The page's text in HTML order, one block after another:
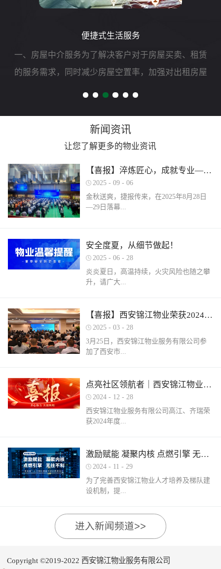
便捷式生活服务
一、房屋中介服务为了解决客户对于房屋买卖、租赁
的服务需求，同时减少房屋空置率，加强对出租房屋
自助洗车服务随着...
新闻资讯
让您了解更多的物业资讯
【喜报】淬炼匠心，成就专业——西安锦江物业在“锦天物业杯”技能竞赛中斩获佳绩
2025 - 09 - 06
金秋送爽，捷报传来，在2025年8月28日
—29日落幕...
业职业技能竞赛中， 西安锦江物业服务有
限公司的选手们表现卓越，凭借扎实的理
论知识、精湛的操作技能和临危不乱的现
场发挥，在物业管理师、电工、消防设施
市住房和城乡建设局指导、市物业管理行
业协会主办，是全市物业管理行业一年一
度规格最高、水平最强、影响最广的职业
技能盛会。本次竞赛，共有来自全市60余
家物业企业的1300余名物业从业人员参
梦长安 精技赋能未来”，全面夯实行业人
才基础。参赛环节西安锦江物业作为西安
织并参与协会各项赛事，均取得傲人的成
绩。今年为了锻炼队伍，搭建更广阔的成
下的重要知识点串讲和一轮轮的复习备
考，比赛中，选手们沉着冷静，基本发挥
出了各自领域应有的实力。最终，三个工
种共计取得了二等奖1名，三等奖3名，优
的问题及知识盲区，公司人力行政部及品
质部快速反应，第一时间组织各工种开展
内部专项培训，进行系统化的梳理和总
经验和答题技巧进行转化分享，对标竞赛
安全度夏，从细节做起！
2025 - 06 - 28
炎炎夏日，高温持续，火灾风险也随之攀
升，请广大...
业主做好夏季安全防范工作。风险在于防
范，平安才是幸福！西安锦江物业提醒
夏季高温，引发火灾事故占比较高，空
调、冰箱、电风扇等大功率电器的使用频
中要通风、散热，防止温度过高引发火
灾。空调、电风扇等电器设备不宜长时间
使用，离人时应及时关闭电源。电动车应
在室外专用充电桩充电，不得在室内、走
充电，切勿长时间充电，勿飞线充电。汽
车内严禁放置打火机、罐装喷剂、香水、
移动电源等易燃易爆物品，定期检测更换
车载灭火器，定期对车辆维护保养。不要
躺在床上、沙发上吸烟，烟头要及时放到
可燃物品。 使用电蚊香时应注意用电安
全，用完及时断开电源，防止因长期通电
“干烧”引发火灾。在发热的电蚊拍附近不
露水后不要立即靠近明火、也不要在高温
【喜报】西安锦江物业荣获2024年度优秀单位、全市技能竞赛优秀个人及优秀组织单位多项荣誉
2025 - 03 - 28
3月25日，西安锦江物业服务有限公司参
加了西安市...
物业管理行业协会组织召开的第三届会员
（代表）大会第四次全体会议暨物业高质
员单位及“安居物业杯”西安市物业管理行
业职业技能竞赛优秀个人及优秀组织单位
获“全市技能竞赛优秀组织奖”西安锦江物
业曹林、张小刚、郭小龙荣获技能竞赛“一
等奖”西安锦江物业张国刚、谷展荣获技能
竞赛“二等奖”西安锦江物业惠张瑜、张盼
兵、潘保民、毛亚、李强、贺鑫磊、李国
刚、岳程妮等人分别荣获技能竞赛“优秀
奖”。在这个追求卓越服务的时代，西安锦
升整个团队的专业水平和服务质量，西安
点亮社区领航者｜西安锦江物业高江、齐瑞获得“优秀项目经理”荣誉称号
2024 - 12 - 28
西安锦江物业服务有限公司高江、齐瑞荣
获2024年度...
陕西省物业管理协会“优秀项目经理”称
号。岁末回首，总结成绩，表彰优秀，
会召开盛会，表彰这一年在物业管理行业
的广阔舞台上绽放出熠熠光辉的精英
1A期 项目经理 齐瑞高江、齐瑞是西安锦
江物业诸多优秀项目经理的缩影，他们代
表着西安锦江物业团结奋进、诚信奉献、
奖是荣誉也是动力，西安锦江物业将以他
们作为榜样领航，激励全体员工砥砺奋
激励赋能 凝聚内核 点燃引擎 无往不利
2024 - 11 - 29
为了完善西安锦江物业人才培养及梯队建
设机制，提...
高物业服务水平和服务质量，有目的、有
计划的进行人才储备及培育，大力培养核
江物业组织开展以“激励赋能 凝聚内核 点
进入新闻频道>>
Copyright ©2019-2022 西安锦江物业服务有限公司